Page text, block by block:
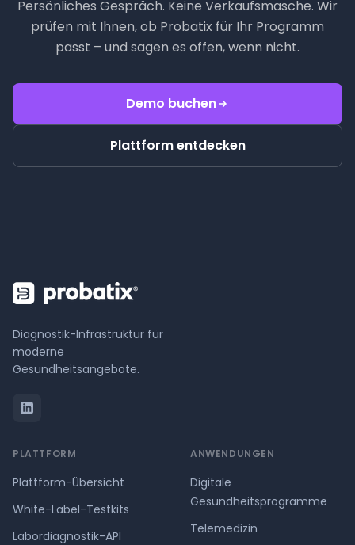
Persönliches Gespräch. Keine Verkaufsmasche. Wir
prüfen mit Ihnen, ob Probatix für Ihr Programm
passt – und sagen es offen, wenn nicht.
Demo buchen
Plattform entdecken
Diagnostik-Infrastruktur für
moderne
Gesundheitsangebote.
PLATTFORM
Plattform-Übersicht
White-Label-Testkits
Labordiagnostik-API
ANWENDUNGEN
Digitale
Gesundheitsprogramme
Telemedizin